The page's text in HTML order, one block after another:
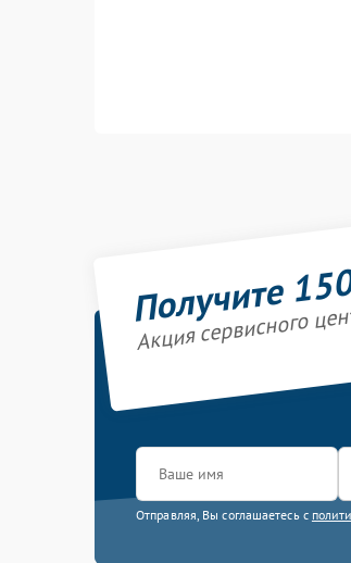
Получите
Акция сервисного
Отправляя, Вы соглашаетесь с